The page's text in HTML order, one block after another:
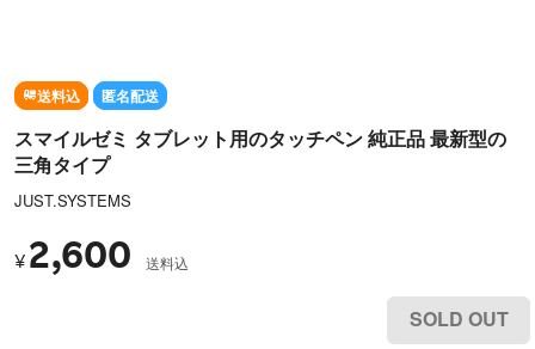
送料込 匿名配送
スマイルゼミ タブレット用のタッチペン 純正品 最新型の
三角タイプ
JUST.SYSTEMS
¥ 2,600 送料込
SOLD OUT